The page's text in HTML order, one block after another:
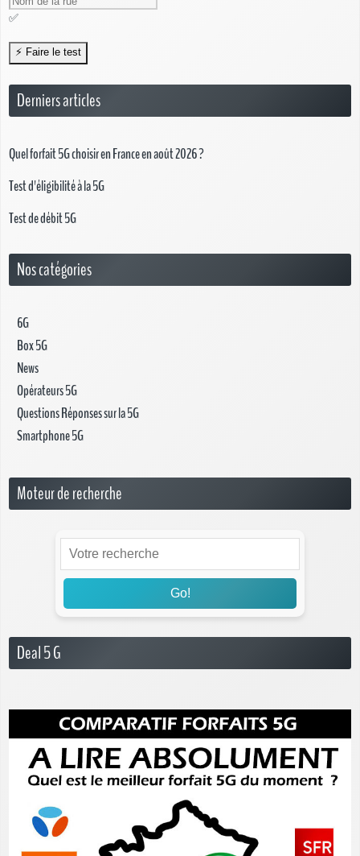
✅
Derniers articles
Quel forfait 5G choisir en France en août 2026 ?
Test d'éligibilité à la 5G
Test de débit 5G
Nos catégories
6G
Box 5G
News
Opérateurs 5G
Questions Réponses sur la 5G
Smartphone 5G
Moteur de recherche
Go!
Deal 5 G